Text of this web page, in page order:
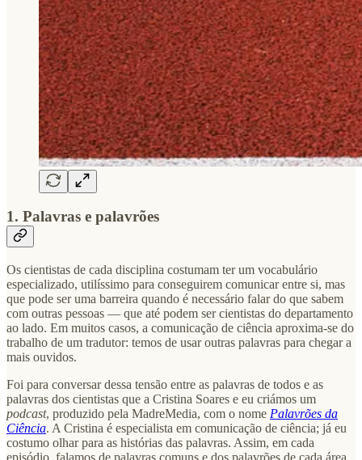
1. Palavras e palavrões
Os cientistas de cada disciplina costumam ter um vocabulário
especializado, utilíssimo para conseguirem comunicar entre si, mas
que pode ser uma barreira quando é necessário falar do que sabem
com outras pessoas — que até podem ser cientistas do departamento
ao lado. Em muitos casos, a comunicação de ciência aproxima-se do
trabalho de um tradutor: temos de usar outras palavras para chegar a
mais ouvidos.
Foi para conversar dessa tensão entre as palavras de todos e as
palavras dos cientistas que a Cristina Soares e eu criámos um
podcast, produzido pela MadreMedia, com o nome Palavrões da
Ciência. A Cristina é especialista em comunicação de ciência; já eu
costumo olhar para as histórias das palavras. Assim, em cada
episódio, falamos de palavras comuns e dos palavrões de cada área